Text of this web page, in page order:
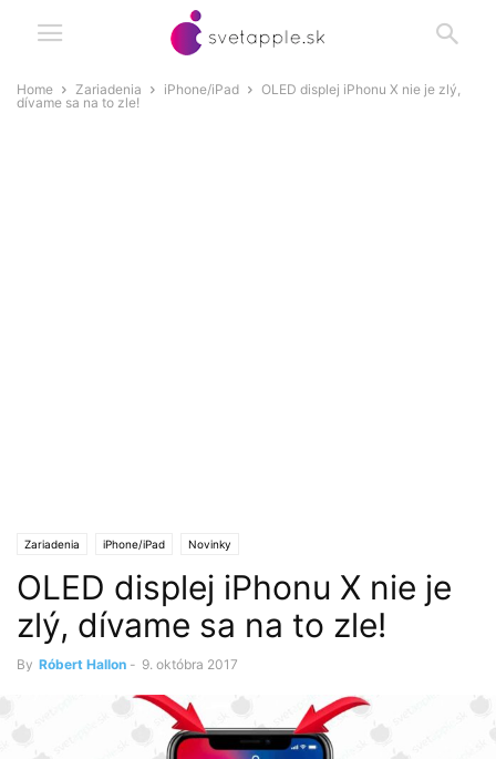
Home Zariadenia iPhone/iPad
OLED displej iPhonu X nie je zlý,
dívame sa na to zle!
Zariadenia iPhone/iPad Novinky
OLED displej iPhonu X nie je
zlý, dívame sa na to zle!
By Róbert Hallon - 9. októbra 2017